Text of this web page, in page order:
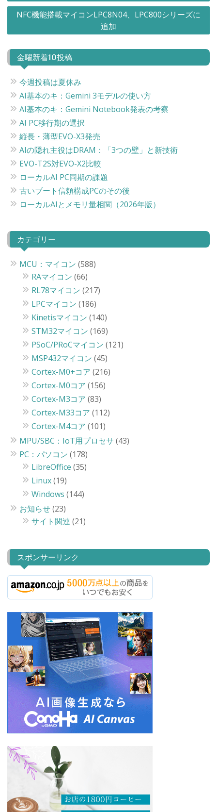
稿
ナ
ビ
ゲ
ー
シ
ョ
ン
NFC機能搭載マイコンLPC8N04、LPC800シリーズに
追加
金曜新着10投稿
今週投稿は夏休み
AI基本のキ：Gemini 3モデルの使い方
AI基本のキ：Gemini Notebook発表の考察
AI PC移行期の選択
縦長・薄型EVO-X3発売
AIの隠れ主役はDRAM：「3つの壁」と新技術
EVO-T2S対EVO-X2比較
ローカルAI PC同期の課題
古いブート信頼構成PCのその後
ローカルAIとメモリ量相関（2026年版）
カテゴリー
MCU：マイコン (588)
RAマイコン (66)
RL78マイコン (217)
LPCマイコン (186)
Kinetisマイコン (140)
STM32マイコン (169)
PSoC/PRoCマイコン (121)
MSP432マイコン (45)
Cortex-M0+コア (216)
Cortex-M0コア (156)
Cortex-M3コア (83)
Cortex-M33コア (112)
Cortex-M4コア (101)
MPU/SBC：IoT用プロセサ (43)
PC：パソコン (178)
LibreOffice (35)
Linux(19)
Windows (144)
お知らせ(23)
サイト関連 (21)
スポンサーリンク